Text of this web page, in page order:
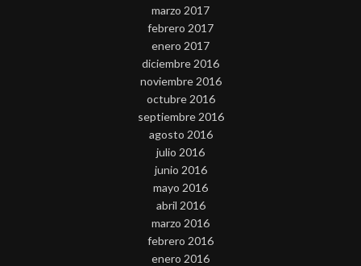
marzo 2017
febrero 2017
enero 2017
diciembre 2016
noviembre 2016
octubre 2016
septiembre 2016
agosto 2016
julio 2016
junio 2016
mayo 2016
abril 2016
marzo 2016
febrero 2016
enero 2016